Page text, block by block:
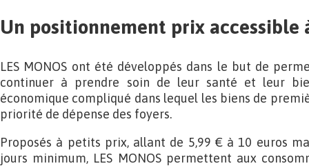
Un positionnement prix accessible
LES MONOS ont été développés dans le but de
continuer à prendre soin de leur santé et leur
économique compliqué dans lequel les biens de
priorité de dépense des foyers.
Proposés à petits prix, allant de 5,99 € à 10 euros
jours minimum, LES MONOS permettent aux